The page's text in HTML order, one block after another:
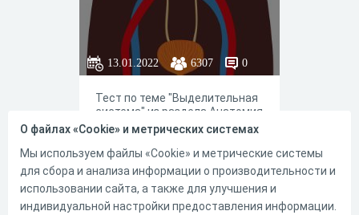
13.01.2022 6307 0
Тест по теме "Выделительная
система" из раздела Анатомия
человека. Подходит для
закрепления изученного
материала, подготовки к ЦТ и
ЕГЭ
12 14
О файлах «Cookie» и метрических системах
Мы используем файлы «Cookie» и метрические системы
для сбора и анализа информации о производительности и
использовании сайта, а также для улучшения и
индивидуальной настройки предоставления информации.